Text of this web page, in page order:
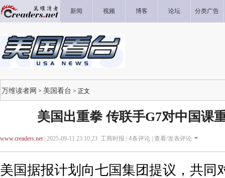
新闻 视频 博客 论坛 分类广告
万维读者网 > 美国看台 > 正文
美国出重拳 传联手G7对中国课
www.creaders.net| 2025-09-11 23:10:23 工商时报 | 4条评论 | 查看/发表评论
美国据报计划向七国集团提议，共同